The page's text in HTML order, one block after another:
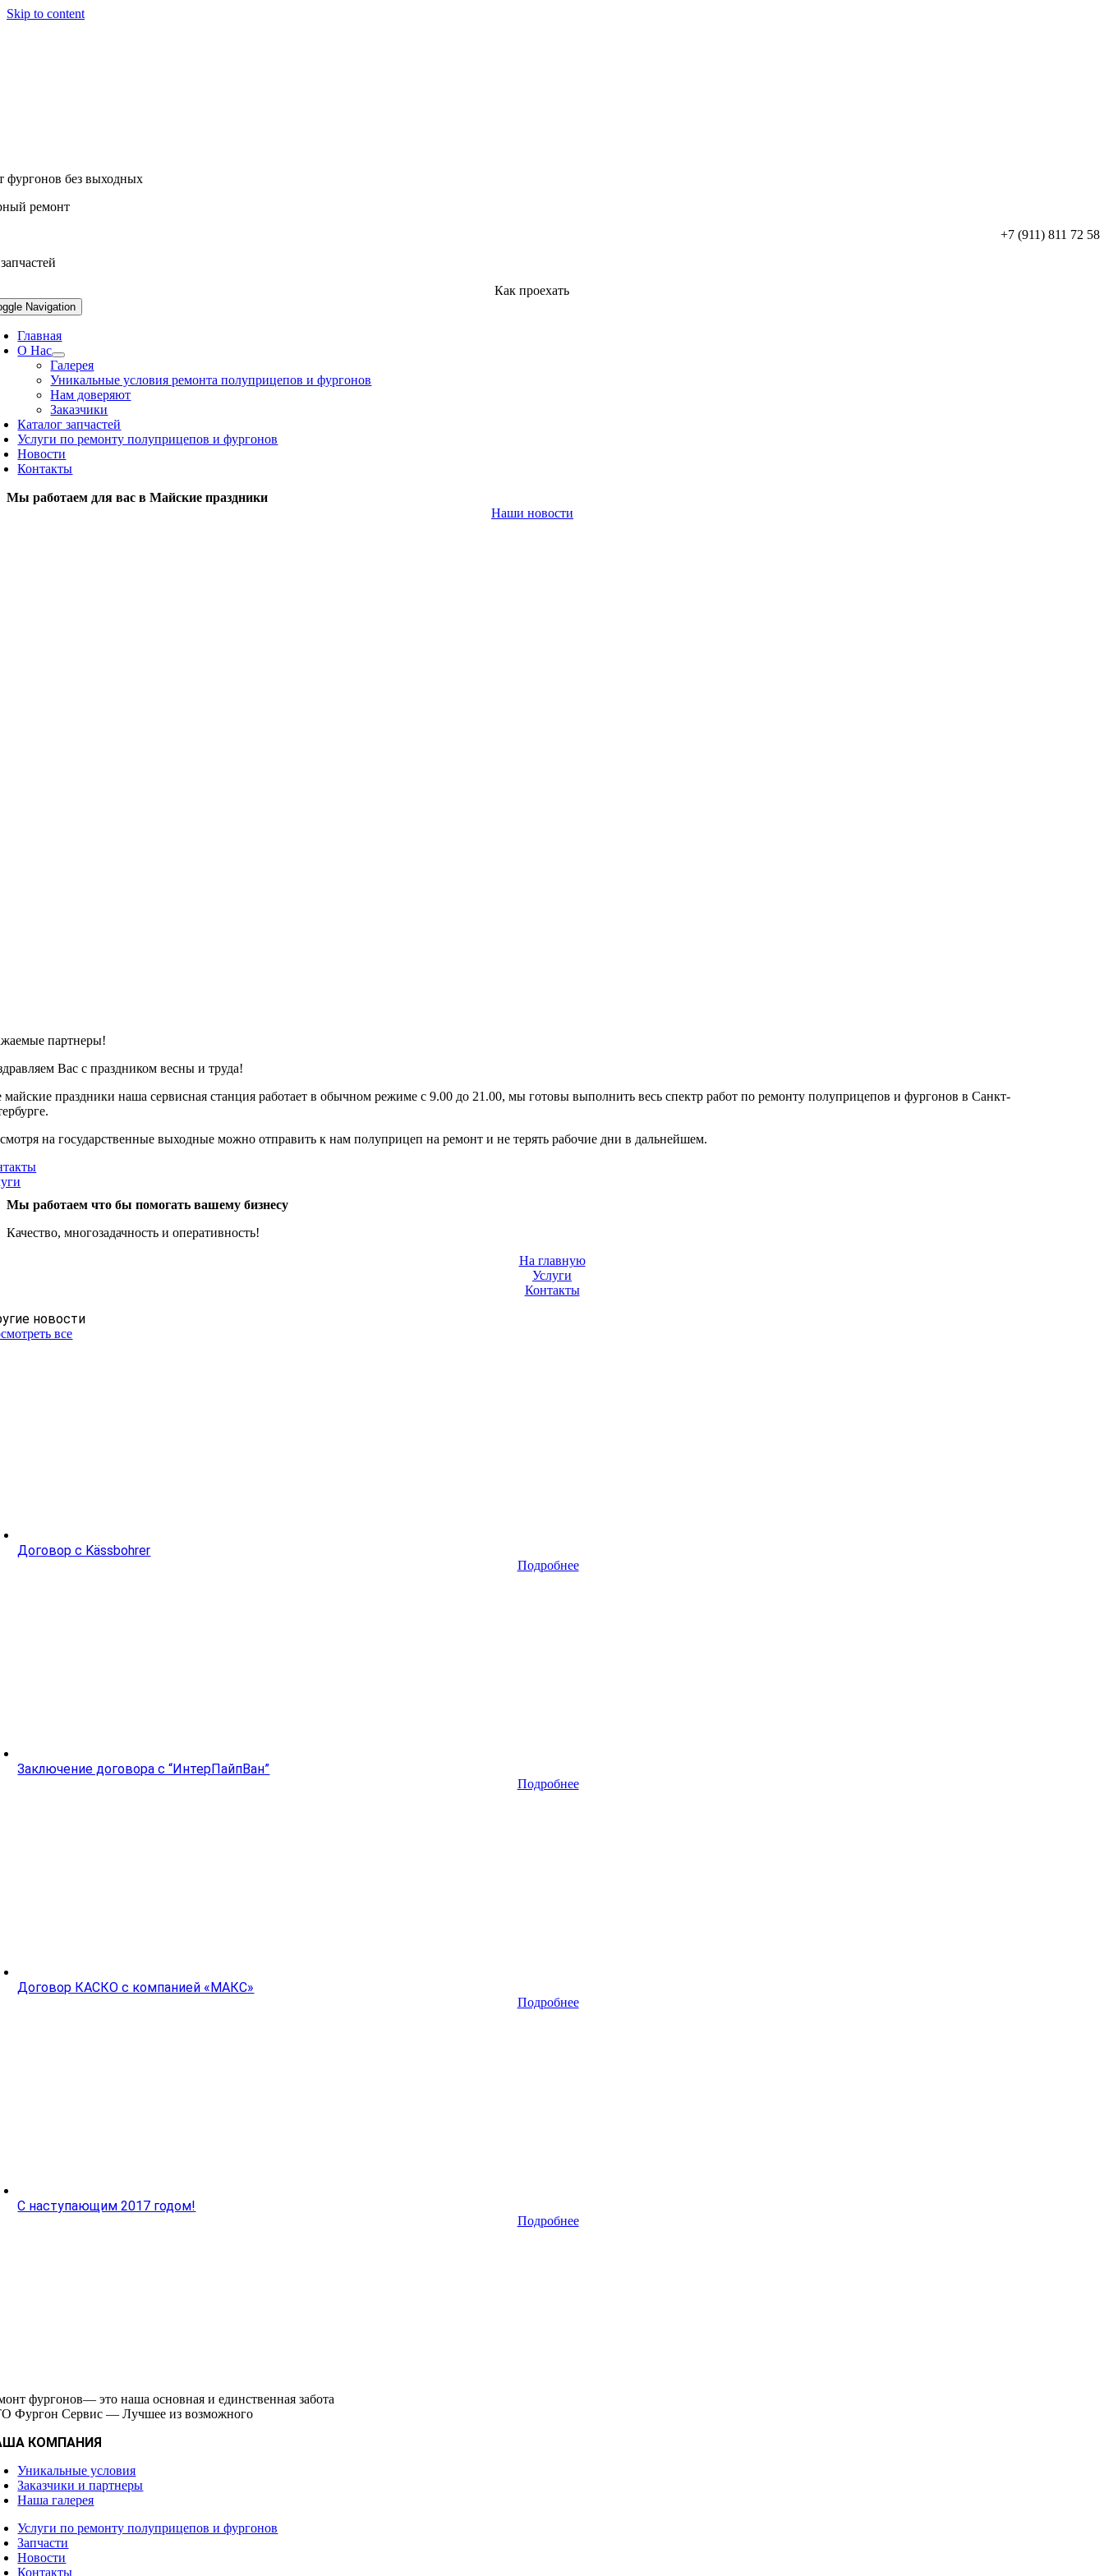
Skip to content
фургонов без выходных
ремонт
+7 (911) 811 72 58
Как проехать
Navigation
Главная
О Нас
Галерея
Уникальные условия ремонта полуприцепов и фургонов
Нам доверяют
Заказчики
Каталог запчастей
Услуги по ремонту полуприцепов и фургонов
Новости
Контакты
Мы работаем для вас в Майские праздники
Наши новости
партнеры!
Вас с праздником весны и труда!
майские праздники наша сервисная станция работает в обычном режиме с 9.00 до 21.00, мы готовы выполнить весь спектр работ по ремонту полуприцепов и фургонов в Санкт-
на государственные выходные можно отправить к нам полуприцеп на ремонт и не терять рабочие дни в дальнейшем.
Мы работаем что бы помогать вашему бизнесу
Качество, многозадачность и оперативность!
На главную
Услуги
Контакты
новости
все
Договор с Kässbohrer
Подробнее
Заключение договора с “ИнтерПайпВан”
Подробнее
Договор КАСКО с компанией «МАКС»
Подробнее
С наступающим 2017 годом!
Подробнее
фургонов— это наша основная и единственная забота
Фургон Сервис — Лучшее из возможного
КОМПАНИЯ
Уникальные условия
Заказчики и партнеры
Наша галерея
Услуги по ремонту полуприцепов и фургонов
Запчасти
Новости
Контакты